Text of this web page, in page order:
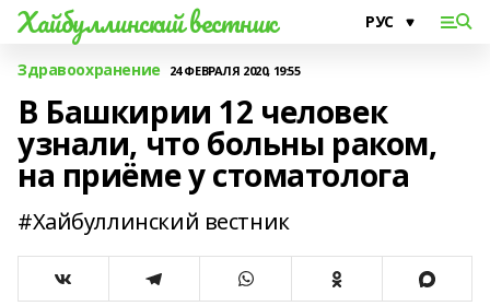
Хайбуллинский вестник
Здравоохранение 24 ФЕВРАЛЯ 2020, 19:55
В Башкирии 12 человек
узнали, что больны раком,
на приёме у стоматолога
#Хайбуллинский вестник